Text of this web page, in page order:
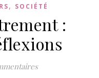
, SOCIÉTÉ
: